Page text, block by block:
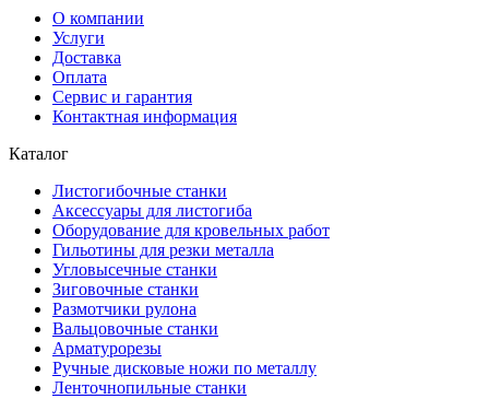
О компании
Услуги
Доставка
Оплата
Сервис и гарантия
Контактная информация
Каталог
Листогибочные станки
Аксессуары для листогиба
Оборудование для кровельных работ
Гильотины для резки металла
Угловысечные станки
Зиговочные станки
Размотчики рулона
Вальцовочные станки
Арматурорезы
Ручные дисковые ножи по металлу
Ленточнопильные станки